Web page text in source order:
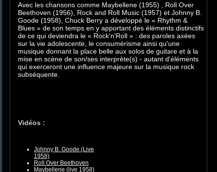
Avec les chansons comme Maybellene (1955) , Roll Over
Beethoven (1956), Rock and Roll Music (1957) et Johnny B.
Goode (1958), Chuck Berry a développé le « Rhythm &
Blues » de son temps en y apportant des éléments distinctifs
de ce qui deviendra le « Rock'n'Roll » : des paroles axées
sur la vie adolescente, le consumérisme ainsi qu'une
musique donnant la place belle aux solos de guitare et à la
mise en scène de son/ses interprète(s) - autant d'éléments
qui exerceront une influence majeure sur la musique rock
subséquente.
Vidéos :
Johnny B. Goode (Live
1958)
Roll Over Beethoven
Maybellene (live 1958)